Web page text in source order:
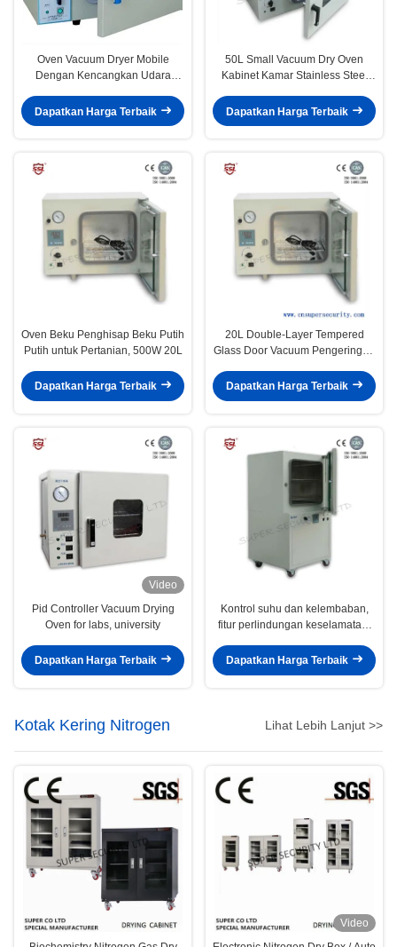
Oven Vacuum Dryer Mobile
Dengan Kencangkan Udara
Dapatkan Harga Terbaik
50L Small Vacuum Dry Oven
Kabinet Kamar Stainless Steel
Dapatkan Harga Terbaik
Oven Beku Penghisap Beku Putih
Putih untuk Pertanian, 500W 20L
Dapatkan Harga Terbaik
20L Double-Layer Tempered
Glass Door Vacuum Pengeringan
Dapatkan Harga Terbaik
Video
Pid Controller Vacuum Drying
Oven for labs, university
Dapatkan Harga Terbaik
Kontrol suhu dan kelembaban,
fitur perlindungan keselamatan,
atau baja lapis, sistem ventilasi,
cocok untuk penyimpanan bahan
Dapatkan Harga Terbaik
Kotak Kering Nitrogen Lihat Lebih Lanjut >>
Video